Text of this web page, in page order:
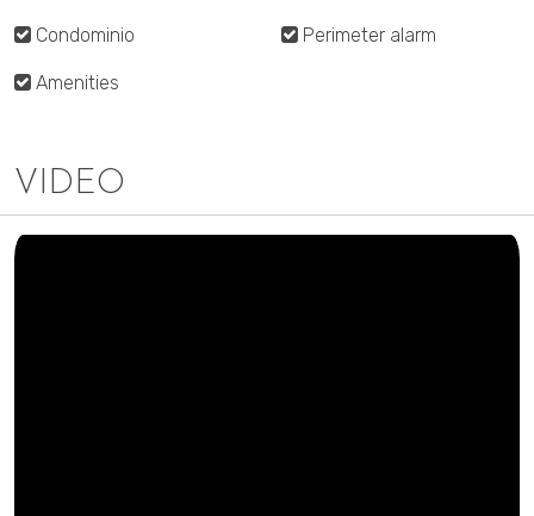
Condominio Perimeter alarm
Amenities
VIDEO